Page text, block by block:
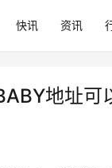
快讯 资讯
地址可